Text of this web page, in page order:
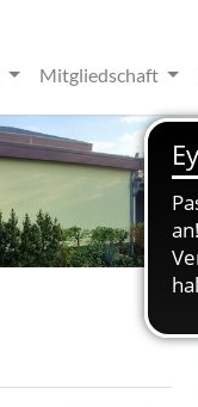
Mitgliedschaft